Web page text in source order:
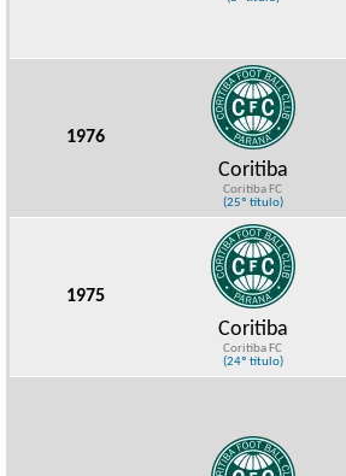
1976
Coritiba
Coritiba FC
(25º título)
1975
Coritiba
Coritiba FC
(24º título)